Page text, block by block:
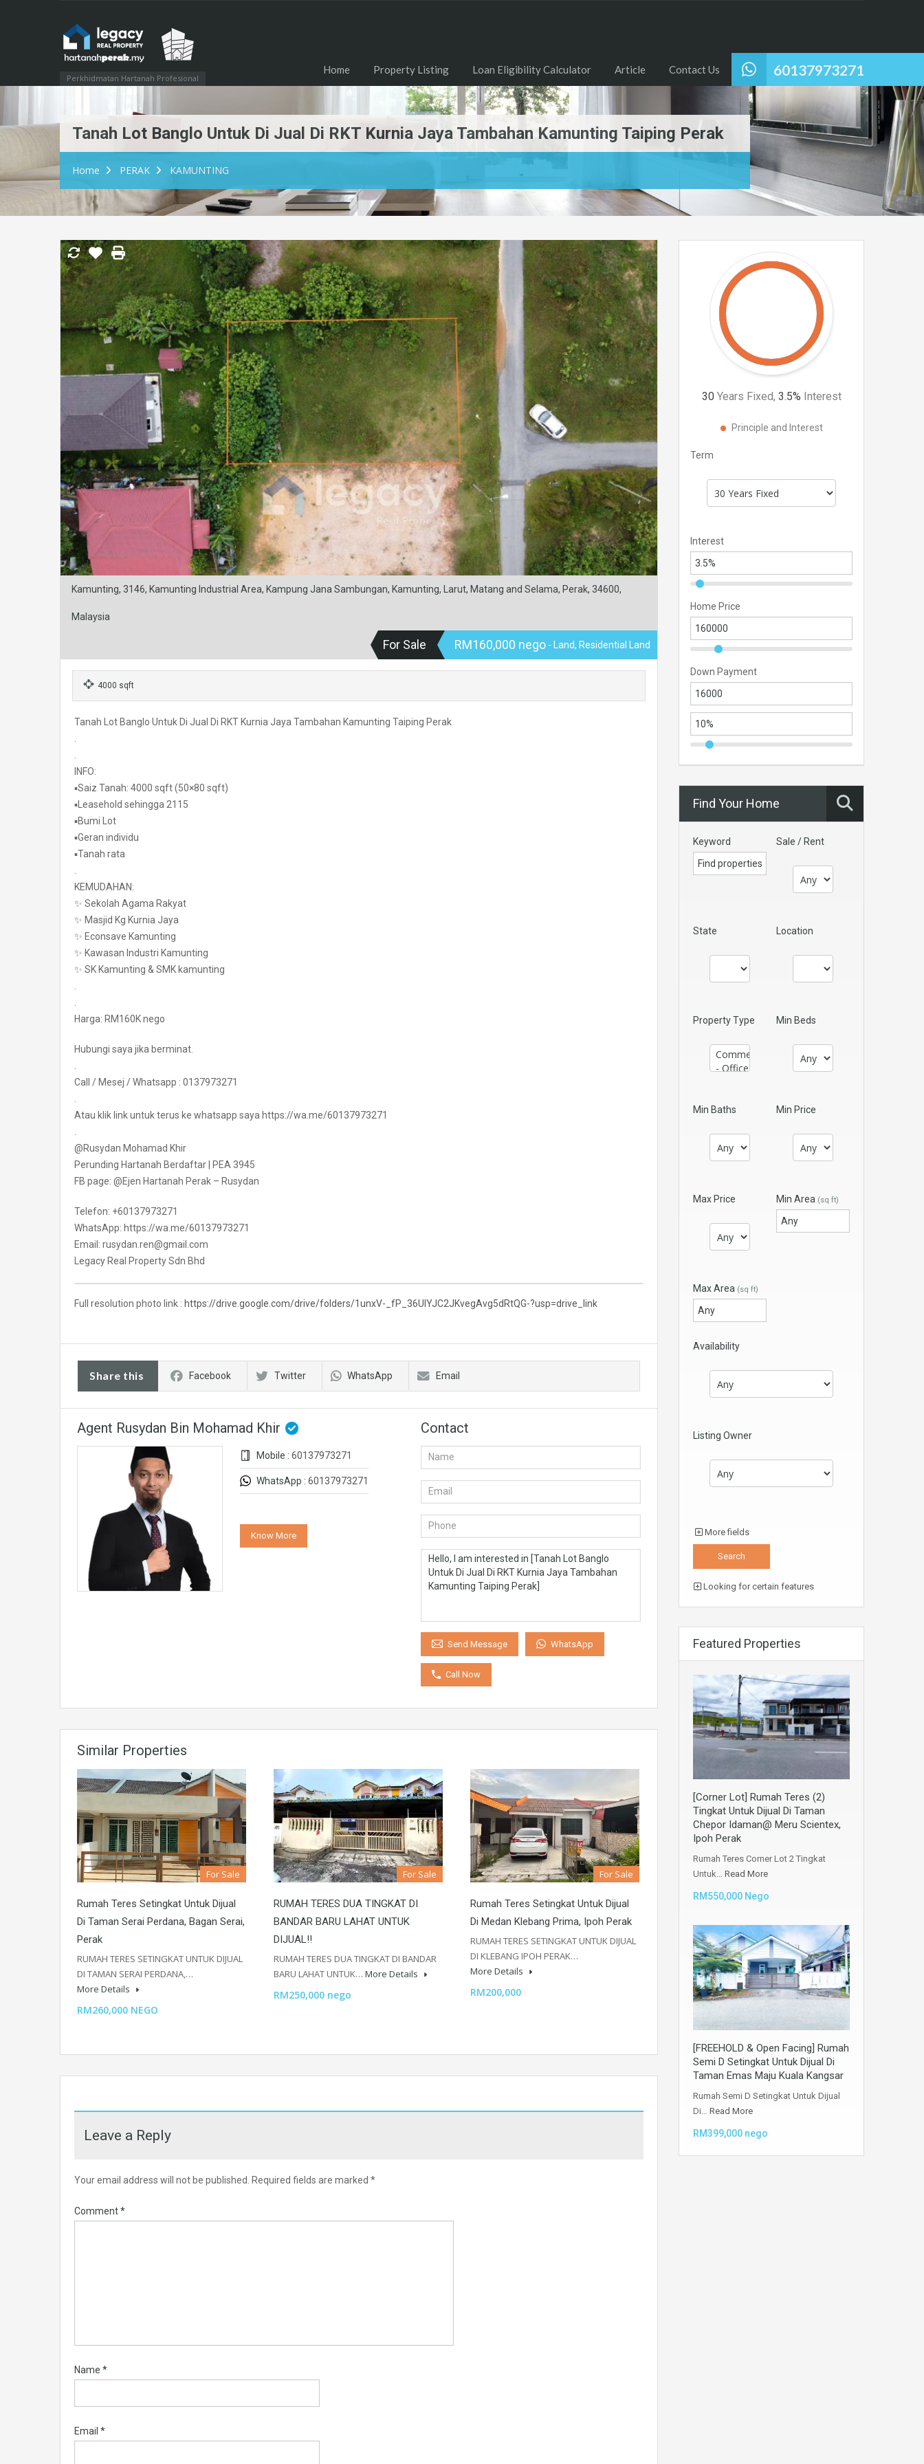
Perkhidmatan Hartanah Profesional 60137973271
Home Property Listing Loan Eligibility Calculator Article Contact Us
Tanah Lot Banglo Untuk Di Jual Di RKT Kurnia Jaya Tambahan Kamunting Taiping Perak
Home PERAK KAMUNTING
Kamunting, 3146, Kamunting Industrial Area, Kampung Jana Sambungan, Kamunting, Larut, Matang and Selama, Perak, 34600,
Malaysia
For Sale RM160,000 nego - Land, Residential Land
4000 sqft
Tanah Lot Banglo Untuk Di Jual Di RKT Kurnia Jaya Tambahan Kamunting Taiping Perak
.
.
INFO:
▪️Saiz Tanah: 4000 sqft (50×80 sqft)
▪️Leasehold sehingga 2115
▪️Bumi Lot
▪️Geran individu
▪️Tanah rata
.
KEMUDAHAN:
✨ Sekolah Agama Rakyat
✨ Masjid Kg Kurnia Jaya
✨ Econsave Kamunting
✨ Kawasan Industri Kamunting
✨ SK Kamunting & SMK kamunting
.
.
Harga: RM160K nego
Hubungi saya jika berminat.
.
Call / Mesej / Whatsapp : 0137973271
.
Atau klik link untuk terus ke whatsapp saya https://wa.me/60137973271
.
@Rusydan Mohamad Khir
Perunding Hartanah Berdaftar | PEA 3945
FB page: @Ejen Hartanah Perak – Rusydan
Telefon: +60137973271
WhatsApp: https://wa.me/60137973271
Email: rusydan.ren@gmail.com
Legacy Real Property Sdn Bhd
Full resolution photo link : https://drive.google.com/drive/folders/1unxV-_fP_36UIYJC2JKvegAvg5dRtQG-?usp=drive_link
Share this Facebook Twitter WhatsApp Email
Agent Rusydan Bin Mohamad Khir
Mobile : 60137973271
WhatsApp : 60137973271
Know More
Contact
Send Message WhatsApp
Call Now
Similar Properties
For Sale
Rumah Teres Setingkat Untuk Dijual
Di Taman Serai Perdana, Bagan Serai,
Perak
RUMAH TERES SETINGKAT UNTUK DIJUAL
DI TAMAN SERAI PERDANA,…
More Details
RM260,000 NEGO
For Sale
RUMAH TERES DUA TINGKAT DI
BANDAR BARU LAHAT UNTUK
DIJUAL!!
RUMAH TERES DUA TINGKAT DI BANDAR
BARU LAHAT UNTUK… More Details
RM250,000 nego
For Sale
Rumah Teres Setingkat Untuk Dijual
Di Medan Klebang Prima, Ipoh Perak
RUMAH TERES SETINGKAT UNTUK DIJUAL
DI KLEBANG IPOH PERAK…
More Details
RM200,000
Leave a Reply
Your email address will not be published. Required fields are marked *
Comment*
Name *
Email *
30 Years Fixed, 3.5% Interest
Principle and Interest
Term
Interest
Home Price
Down Payment
Find Your Home
Keyword Sale / Rent
State Location
Property Type Min Beds
Min Baths Min Price
Max Price Min Area (sq ft)
Max Area (sq ft)
Availability
Listing Owner
More fields
Looking for certain features
Featured Properties
[Corner Lot] Rumah Teres (2)
Tingkat Untuk Dijual Di Taman
Chepor Idaman@ Meru Scientex,
Ipoh Perak
Rumah Teres Corner Lot 2 Tingkat
Untuk… Read More
RM550,000 Nego
[FREEHOLD & Open Facing] Rumah
Semi D Setingkat Untuk Dijual Di
Taman Emas Maju Kuala Kangsar
Rumah Semi D Setingkat Untuk Dijual
Di… Read More
RM399,000 nego